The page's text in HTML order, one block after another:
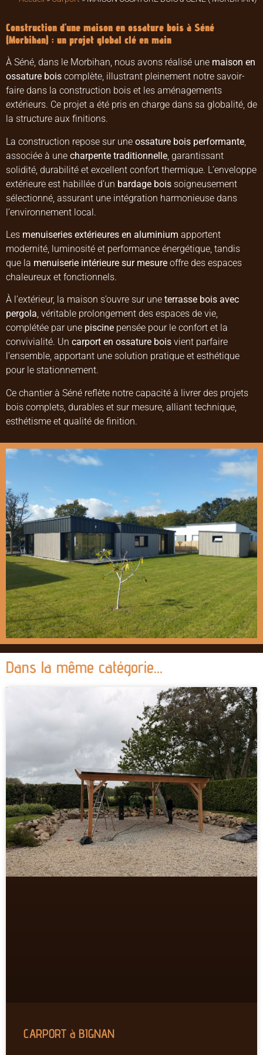
Construction d’une maison en ossature bois à Séné
(Morbihan) : un projet global clé en main
À Séné, dans le Morbihan, nous avons réalisé une maison en
ossature bois complète, illustrant pleinement notre savoir-
faire dans la construction bois et les aménagements
extérieurs. Ce projet a été pris en charge dans sa globalité, de
la structure aux finitions.
La construction repose sur une ossature bois performante
associée à une charpente traditionnelle , garantissant
solidité, durabilité et excellent confort thermique. L’enveloppe
extérieure est habillée d’un bardage bois soigneusement
sélectionné, assurant une intégration harmonieuse dans
l’environnement local.
Les menuiseries extérieures en aluminium apportent
modernité, luminosité et performance énergétique, tandis
que la menuiserie intérieure sur mesure offre des espaces
chaleureux et fonctionnels.
À l’extérieur, la maison s’ouvre sur une terrasse bois avec
pergola, véritable prolongement des espaces de vie,
complétée par une piscine pensée pour le confort et la
convivialité. Un carport en ossature bois vient parfaire
l’ensemble, apportant une solution pratique et esthétique
pour le stationnement.
Ce chantier à Séné reflète notre capacité à livrer des projets
bois complets, durables et sur mesure, alliant technique,
esthétisme et qualité de finition.
Dans la même catégorie...
CARPORT à BIGNAN